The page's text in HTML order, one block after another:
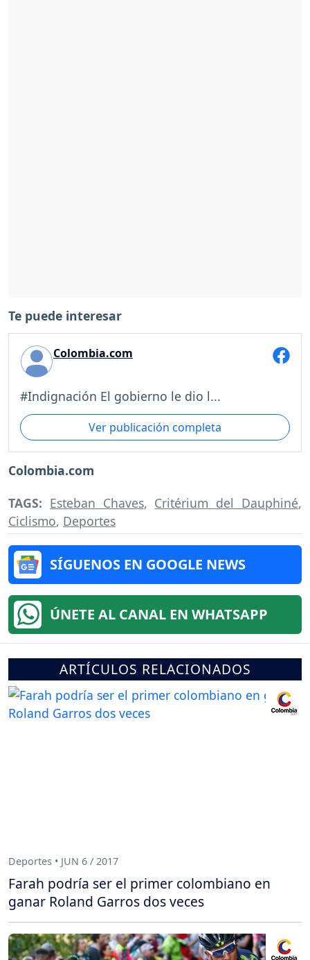
Te puede interesar
Colombia.com
#Indignación El gobierno le dio l...
Ver publicación completa
Colombia.com
TAGS: Esteban Chaves, Critérium del Dauphiné,
Ciclismo, Deportes
SÍGUENOS EN GOOGLE NEWS
ÚNETE AL CANAL EN WHATSAPP
ARTÍCULOS RELACIONADOS
Deportes • JUN 6 / 2017
Farah podría ser el primer colombiano en
ganar Roland Garros dos veces